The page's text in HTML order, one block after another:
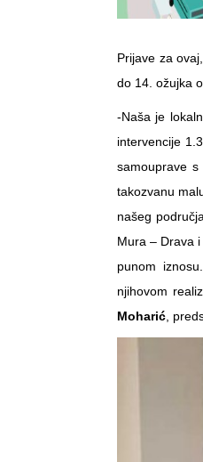
Prijave za
do 14. ožujka
-Naša je
intervencije
samouprave
takozvanu
našeg
Mura – Drava
punom
njihovom
Moharić ,